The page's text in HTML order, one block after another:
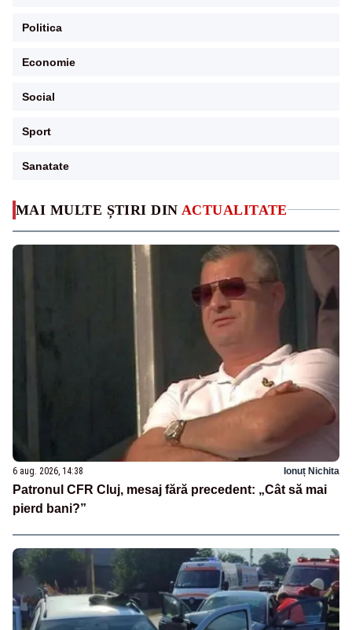
MAI MULTE ȘTIRI DIN ACTUALITATE
6 aug. 2026, 14:38 Ionuț Nichita
Patronul CFR Cluj, mesaj fără precedent: „Cât să mai
pierd bani?”
Politica
Economie
Social
Sport
Sanatate